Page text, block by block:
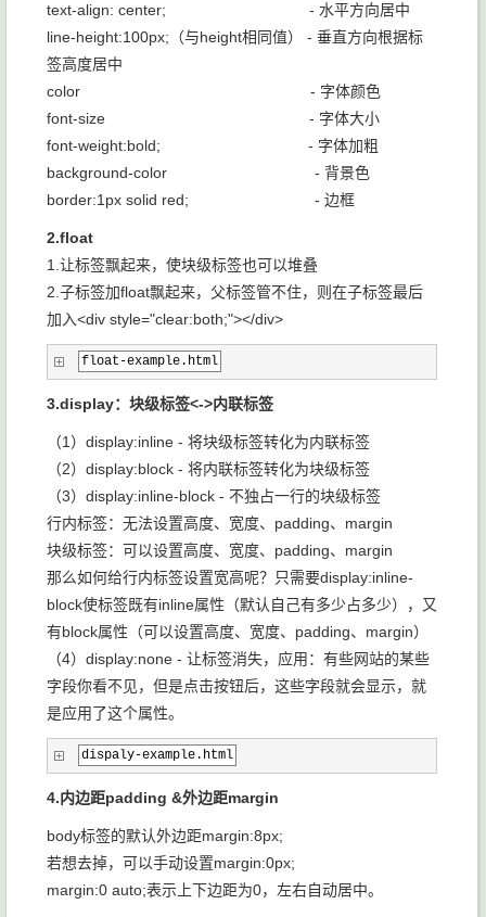
text-align: center; - 水平方向居中
line-height:100px;（与height相同值） - 垂直方向根据标
签高度居中
color - 字体颜色
font-size - 字体大小
font-weight:bold; - 字体加粗
background-color - 背景色
border:1px solid red; - 边框
2.float
1.让标签飘起来，使块级标签也可以堆叠
2.子标签加float飘起来，父标签管不住，则在子标签最后
加入<div style="clear:both;"></div>
float-example.html
3.display：块级标签<->内联标签
（1）display:inline - 将块级标签转化为内联标签
（2）display:block - 将内联标签转化为块级标签
（3）display:inline-block - 不独占一行的块级标签
行内标签：无法设置高度、宽度、padding、margin
块级标签：可以设置高度、宽度、padding、margin
那么如何给行内标签设置宽高呢？只需要display:inline-
block使标签既有inline属性（默认自己有多少占多少），又
有block属性（可以设置高度、宽度、padding、margin）
（4）display:none - 让标签消失，应用：有些网站的某些
字段你看不见，但是点击按钮后，这些字段就会显示，就
是应用了这个属性。
dispaly-example.html
4.内边距padding &外边距margin
body标签的默认外边距margin:8px;
若想去掉，可以手动设置margin:0px;
margin:0 auto;表示上下边距为0，左右自动居中。